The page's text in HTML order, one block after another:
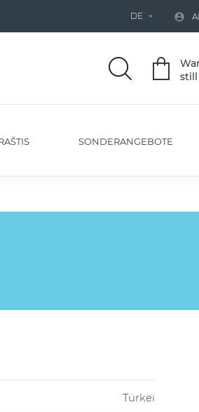
DE  
SONDERANGEBOTE
Türkei